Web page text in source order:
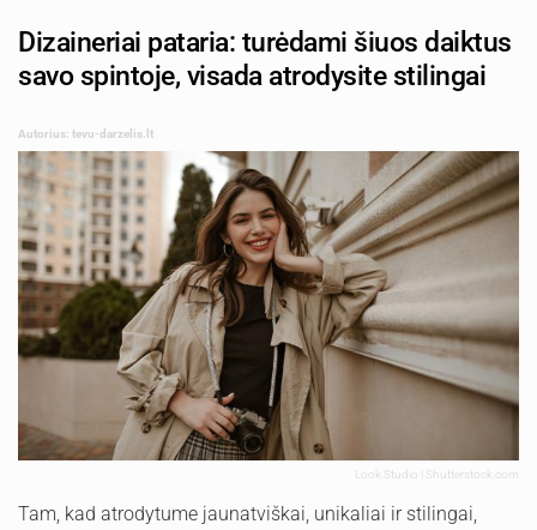
Dizaineriai pataria: turėdami šiuos daiktus
savo spintoje, visada atrodysite stilingai
Autorius: tevu-darzelis.lt
Look Studio | Shutterstock.com
Tam, kad atrodytume jaunatviškai, unikaliai ir stilingai,